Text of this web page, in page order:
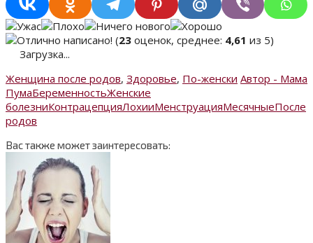
(23 оценок, среднее: 4,61 из 5)
Загрузка...
Женщина после родов, Здоровье, По-женски Автор - Мама
ПумаБеременностьЖенские
болезниКонтрацепцияЛохииМенструацияМесячныеПосле
родов
Вас также может заинтересовать: